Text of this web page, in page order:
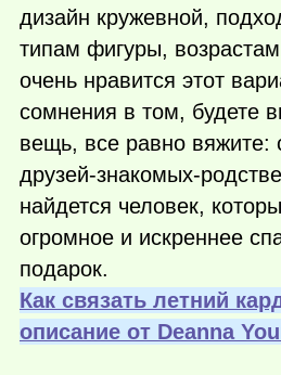
дизайн кружевной,
типам фигуры,
очень нравится этот
сомнения в том, будете
вещь, все равно вяжите:
друзей-знакомых-
найдется человек,
огромное и искреннее
подарок.
Как связать летний
описание от Deanna